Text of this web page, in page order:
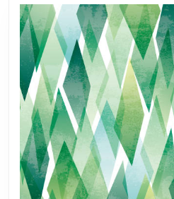
lave-
dans
une
cuisine
sur
mesure
?